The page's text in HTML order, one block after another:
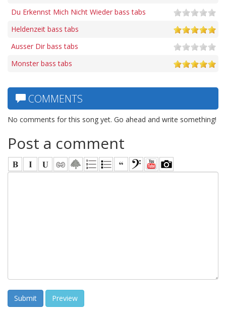
Du Erkennst Mich Nicht Wieder bass tabs
Heldenzeit bass tabs
Ausser Dir bass tabs
Monster bass tabs
COMMENTS
No comments for this song yet. Go ahead and write something!
Post a comment